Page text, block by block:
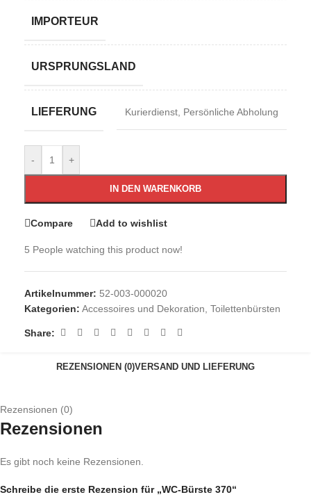
IMPORTEUR
URSPRUNGSLAND
LIEFERUNG Kurierdienst, Persönliche Abholung
- +
IN DEN WARENKORB
Compare Add to wishlist
5 People watching this product now!
Artikelnummer: 52-003-000020
Kategorien: Accessoires und Dekoration, Toilettenbürsten
Share:
REZENSIONEN (0)VERSAND UND LIEFERUNG
Rezensionen (0)
Rezensionen
Es gibt noch keine Rezensionen.
Schreibe die erste Rezension für „WC-Bürste 370“